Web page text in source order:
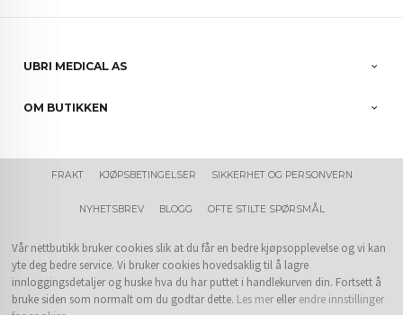
UBRI MEDICAL AS
OM BUTIKKEN
FRAKT KJØPSBETINGELSER SIKKERHET OG PERSONVERN
NYHETSBREV BLOGG OFTE STILTE SPØRSMÅL
Vår nettbutikk bruker cookies slik at du får en bedre kjøpsopplevelse og vi kan
yte deg bedre service. Vi bruker cookies hovedsaklig til å lagre
innloggingsdetaljer og huske hva du har puttet i handlekurven din. Fortsett å
bruke siden som normalt om du godtar dette. Les mer ellerendre innstillinger